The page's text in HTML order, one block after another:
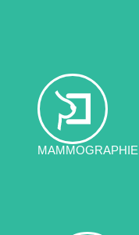
MAMMOGRAPHIE